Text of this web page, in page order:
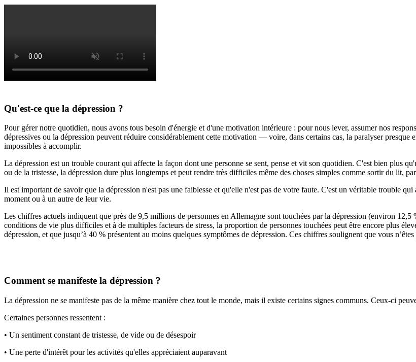
Qu'est-ce que la dépression ?
Pour gérer notre quotidien, nous avons tous besoin d'énergie et d'une motivation intérieure : pour nous lever, assumer nos
dépressives ou la dépression peuvent réduire considérablement cette motivation — voire, dans certains cas, la paralyser
impossibles à accomplir.
La dépression est un trouble courant qui affecte la façon dont une personne se sent, pense et vit son quotidien. C'est bien plus
ou de la tristesse, la dépression dure plus longtemps et peut rendre très difficiles même des choses simples comme sortir du lit,
Il est important de savoir que la dépression n'est pas une faiblesse et qu'elle n'est pas de votre faute. C'est un véritable trouble
moment ou à un autre de leur vie.
Les chiffres actuels indiquent que près de 9,5 millions de personnes en Allemagne sont touchées par la dépression (environ
conditions de vie plus difficiles et à de multiples facteurs de stress, la proportion de personnes touchées peut être encore plus
dépression, et que jusqu’à 40 % présentent au moins quelques symptômes de dépression. Ces chiffres soulignent que vous
Comment se manifeste la dépression ?
La dépression ne se manifeste pas de la même manière chez tout le monde, mais il existe certains signes communs. Ceux-ci
Certaines personnes ressentent :
• Un sentiment constant de tristesse, de vide ou de désespoir
• Une perte d'intérêt pour les activités qu'elles appréciaient auparavant